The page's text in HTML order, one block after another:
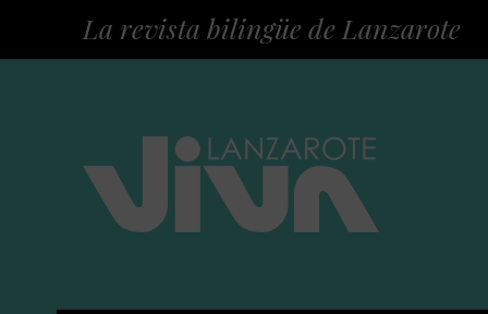
La revista bilingüe de Lanzarote